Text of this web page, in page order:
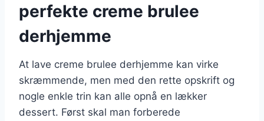
perfekte creme brulee
derhjemme
At lave creme brulee derhjemme kan virke
skræmmende, men med den rette opskrift og
nogle enkle trin kan alle opnå en lækker
dessert. Først skal man forberede